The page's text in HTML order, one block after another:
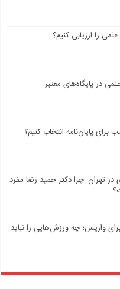
را ارزیابی کنیم؟
در پایگاه‌های معتبر
پایان‌نامه انتخاب کنیم؟
در تهران: چرا دکتر حمید رضا مفرد
واریس؛ چه ورزش‌هایی را نباید